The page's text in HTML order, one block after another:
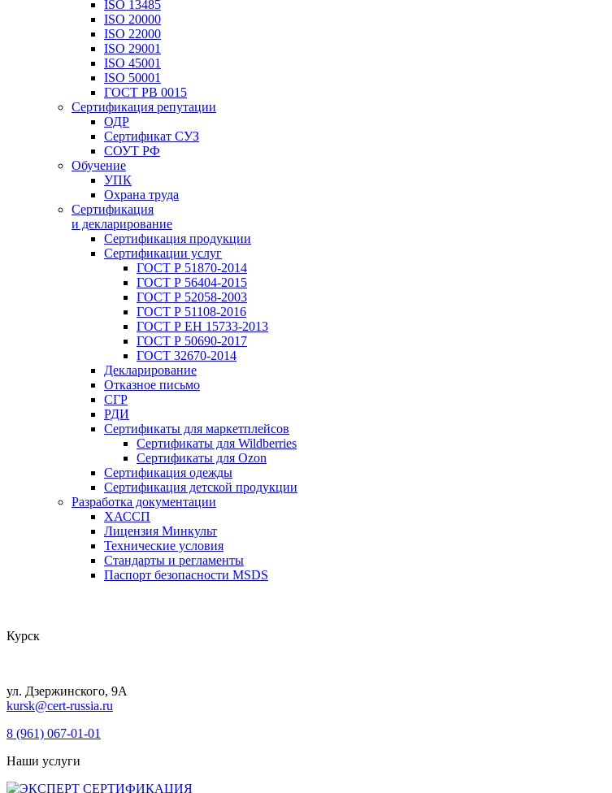
ISO 13485
ISO 20000
ISO 22000
ISO 29001
ISO 45001
ISO 50001
ГОСТ РВ 0015
Сертификация репутации
ОДР
Сертификат СУЗ
СОУТ РФ
Обучение
УПК
Охрана труда
Сертификация
и декларирование
Сертификация продукции
Сертификации услуг
ГОСТ Р 51870-2014
ГОСТ Р 56404-2015
ГОСТ Р 52058-2003
ГОСТ Р 51108-2016
ГОСТ Р ЕН 15733-2013
ГОСТ Р 50690-2017
ГОСТ 32670-2014
Декларирование
Отказное письмо
СГР
РДИ
Сертификаты для маркетплейсов
Сертификаты для Wildberries
Сертификаты для Ozon
Сертификация одежды
Сертификация детской продукции
Разработка документации
ХАССП
Лицензия Минкульт
Технические условия
Стандарты и регламенты
Паспорт безопасности MSDS
Курск
ул. Дзержинского, 9А
kursk@cert-russia.ru
8 (961) 067-01-01
Наши услуги